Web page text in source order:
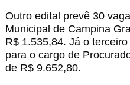
Outro edital prevê 30
Municipal de Campina
R$ 1.535,84. Já o
para o cargo de
de R$ 9.652,80.